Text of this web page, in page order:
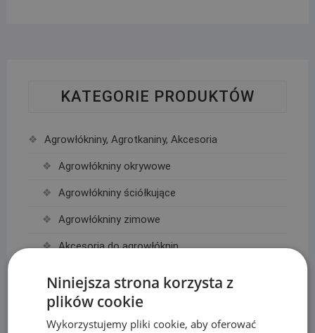
KATEGORIE PRODUKTÓW
Agrowłókniny, Agrotkaniny, Akcesoria
Agrowłókniny okrywowe
Agrowłókniny ściółkujące
Agrowłókniny zimowe
Akcesoria do agrowłóknin
Rękawy okrywowe zimowe
Filtry
Niniejsza strona korzysta z
plików cookie
Wykorzystujemy pliki cookie, aby oferować